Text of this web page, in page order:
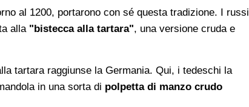
al 1200, portarono con sé questa tradizione. I russi
alla "bistecca alla tartara", una versione cruda e
tartara raggiunse la Germania. Qui, i tedeschi la
in una sorta di polpetta di manzo crudo